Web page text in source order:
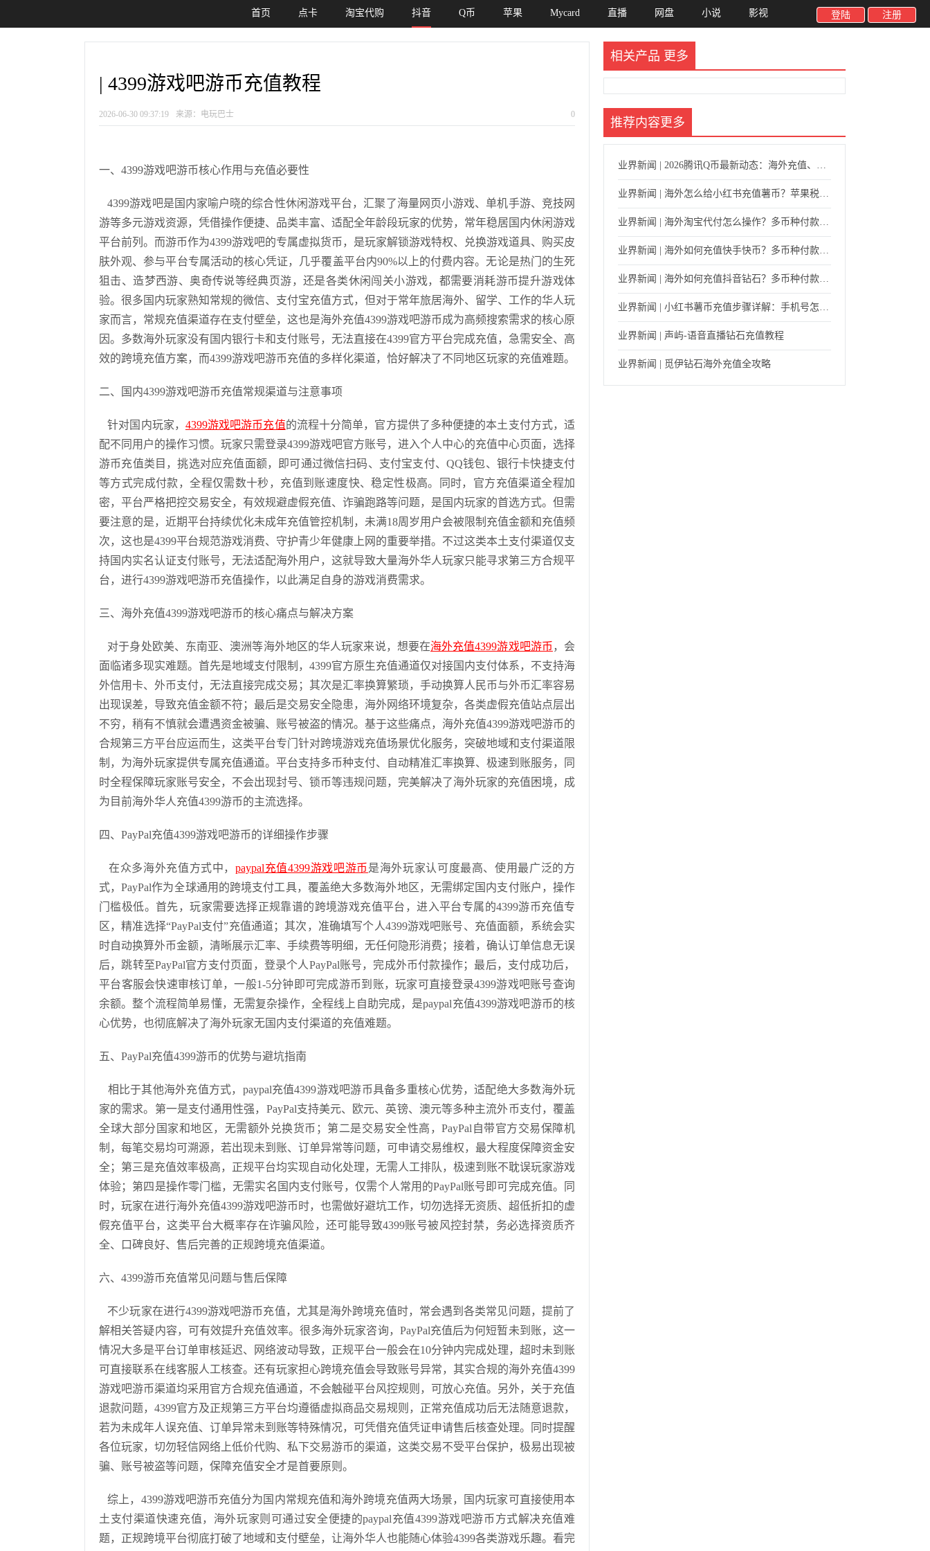
首页 点卡 淘宝代购 抖音 Q币 苹果 Mycard 直播 网盘 小说 影视 登陆 注册
| 4399游戏吧游币充值教程
2026-06-30 09:37:19 来源：电玩巴士 0
一、4399游戏吧游币核心作用与充值必要性
4399游戏吧是国内家喻户晓的综合性休闲游戏平台，汇聚了海量网页小游戏、单机手游、竞技网
游等多元游戏资源，凭借操作便捷、品类丰富、适配全年龄段玩家的优势，常年稳居国内休闲游戏
平台前列。而游币作为4399游戏吧的专属虚拟货币，是玩家解锁游戏特权、兑换游戏道具、购买皮
肤外观、参与平台专属活动的核心凭证，几乎覆盖平台内90%以上的付费内容。无论是热门的生死
狙击、造梦西游、奥奇传说等经典页游，还是各类休闲闯关小游戏，都需要消耗游币提升游戏体
验。很多国内玩家熟知常规的微信、支付宝充值方式，但对于常年旅居海外、留学、工作的华人玩
家而言，常规充值渠道存在支付壁垒，这也是海外充值4399游戏吧游币成为高频搜索需求的核心原
因。多数海外玩家没有国内银行卡和支付账号，无法直接在4399官方平台完成充值，急需安全、高
效的跨境充值方案，而4399游戏吧游币充值的多样化渠道，恰好解决了不同地区玩家的充值难题。
二、国内4399游戏吧游币充值常规渠道与注意事项
针对国内玩家， 4399游戏吧游币充值的流程十分简单，官方提供了多种便捷的本土支付方式，适
配不同用户的操作习惯。玩家只需登录4399游戏吧官方账号，进入个人中心的充值中心页面，选择
游币充值类目，挑选对应充值面额，即可通过微信扫码、支付宝支付、QQ钱包、银行卡快捷支付
等方式完成付款，全程仅需数十秒，充值到账速度快、稳定性极高。同时，官方充值渠道全程加
密，平台严格把控交易安全，有效规避虚假充值、诈骗跑路等问题，是国内玩家的首选方式。但需
要注意的是，近期平台持续优化未成年充值管控机制，未满18周岁用户会被限制充值金额和充值频
次，这也是4399平台规范游戏消费、守护青少年健康上网的重要举措。不过这类本土支付渠道仅支
持国内实名认证支付账号，无法适配海外用户，这就导致大量海外华人玩家只能寻求第三方合规平
台，进行4399游戏吧游币充值操作，以此满足自身的游戏消费需求。
三、海外充值4399游戏吧游币的核心痛点与解决方案
对于身处欧美、东南亚、澳洲等海外地区的华人玩家来说，想要在海外充值4399游戏吧游币 ，会
面临诸多现实难题。首先是地域支付限制，4399官方原生充值通道仅对接国内支付体系，不支持海
外信用卡、外币支付，无法直接完成交易；其次是汇率换算繁琐，手动换算人民币与外币汇率容易
出现误差，导致充值金额不符；最后是交易安全隐患，海外网络环境复杂，各类虚假充值站点层出
不穷，稍有不慎就会遭遇资金被骗、账号被盗的情况。基于这些痛点，海外充值4399游戏吧游币的
合规第三方平台应运而生，这类平台专门针对跨境游戏充值场景优化服务，突破地域和支付渠道限
制，为海外玩家提供专属充值通道。平台支持多币种支付、自动精准汇率换算、极速到账服务，同
时全程保障玩家账号安全，不会出现封号、锁币等违规问题，完美解决了海外玩家的充值困境，成
为目前海外华人充值4399游币的主流选择。
四、PayPal充值4399游戏吧游币的详细操作步骤
在众多海外充值方式中，paypal充值4399游戏吧游币 是海外玩家认可度最高、使用最广泛的方
式，PayPal作为全球通用的跨境支付工具，覆盖绝大多数海外地区，无需绑定国内支付账户，操作
门槛极低。首先，玩家需要选择正规靠谱的跨境游戏充值平台，进入平台专属的4399游币充值专
区，精准选择“PayPal支付”充值通道；其次，准确填写个人4399游戏吧账号、充值面额，系统会实
时自动换算外币金额，清晰展示汇率、手续费等明细，无任何隐形消费；接着，确认订单信息无误
后，跳转至PayPal官方支付页面，登录个人PayPal账号，完成外币付款操作；最后，支付成功后，
平台客服会快速审核订单，一般1-5分钟即可完成游币到账，玩家可直接登录4399游戏吧账号查询
余额。整个流程简单易懂，无需复杂操作，全程线上自助完成，是paypal充值4399游戏吧游币的核
心优势，也彻底解决了海外玩家无国内支付渠道的充值难题。
五、PayPal充值4399游币的优势与避坑指南
相比于其他海外充值方式，paypal充值4399游戏吧游币具备多重核心优势，适配绝大多数海外玩
家的需求。第一是支付通用性强，PayPal支持美元、欧元、英镑、澳元等多种主流外币支付，覆盖
全球大部分国家和地区，无需额外兑换货币；第二是交易安全性高，PayPal自带官方交易保障机
制，每笔交易均可溯源，若出现未到账、订单异常等问题，可申请交易维权，最大程度保障资金安
全；第三是充值效率极高，正规平台均实现自动化处理，无需人工排队，极速到账不耽误玩家游戏
体验；第四是操作零门槛，无需实名国内支付账号，仅需个人常用的PayPal账号即可完成充值。同
时，玩家在进行海外充值4399游戏吧游币时，也需做好避坑工作，切勿选择无资质、超低折扣的虚
假充值平台，这类平台大概率存在诈骗风险，还可能导致4399账号被风控封禁，务必选择资质齐
全、口碑良好、售后完善的正规跨境充值渠道。
六、4399游币充值常见问题与售后保障
不少玩家在进行4399游戏吧游币充值，尤其是海外跨境充值时，常会遇到各类常见问题，提前了
解相关答疑内容，可有效提升充值效率。很多海外玩家咨询，PayPal充值后为何短暂未到账，这一
情况大多是平台订单审核延迟、网络波动导致，正规平台一般会在10分钟内完成处理，超时未到账
可直接联系在线客服人工核查。还有玩家担心跨境充值会导致账号异常，其实合规的海外充值4399
游戏吧游币渠道均采用官方合规充值通道，不会触碰平台风控规则，可放心充值。另外，关于充值
退款问题，4399官方及正规第三方平台均遵循虚拟商品交易规则，正常充值成功后无法随意退款，
若为未成年人误充值、订单异常未到账等特殊情况，可凭借充值凭证申请售后核查处理。同时提醒
各位玩家，切勿轻信网络上低价代购、私下交易游币的渠道，这类交易不受平台保护，极易出现被
骗、账号被盗等问题，保障充值安全才是首要原则。
综上，4399游戏吧游币充值分为国内常规充值和海外跨境充值两大场景，国内玩家可直接使用本
土支付渠道快速充值，海外玩家则可通过安全便捷的paypal充值4399游戏吧游币方式解决充值难
题，正规跨境平台彻底打破了地域和支付壁垒，让海外华人也能随心体验4399各类游戏乐趣。看完
相关产品 更多
推荐内容更多
业界新闻 | 2026腾讯Q币最新动态：海外充值、使用范围与安全指南
业界新闻 | 海外怎么给小红书充值薯币？苹果税、网页版通道与代充方式对比
业界新闻 | 海外淘宝代付怎么操作？多币种付款与安全代购指南
业界新闻 | 海外如何充值快手快币？多币种付款与快手号直充指南
业界新闻 | 海外如何充值抖音钻石？多币种付款与账号直充指南
业界新闻 | 小红书薯币充值步骤详解：手机号怎么填、验证码怎么给、多久到账
业界新闻 | 声屿-语音直播钻石充值教程
业界新闻 | 觅伊钻石海外充值全攻略